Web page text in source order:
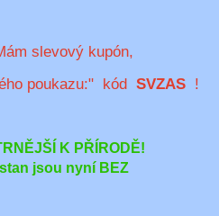
slevový kupón,
poukazu:" kódSVZAS !
K PŘÍRODĚ!
jsou nyní BEZ